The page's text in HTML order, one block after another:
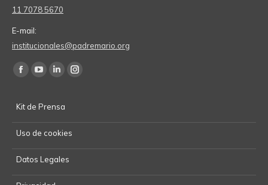
11 7078 5670
E-mail:
institucionales@padremario.org
Find us on:
Facebook
opens
in
new
window
opens
in
new
window
Linkedin
opens
in
new
window
Instagram
in
Kit de Prensa
Uso de cookies
Datos Legales